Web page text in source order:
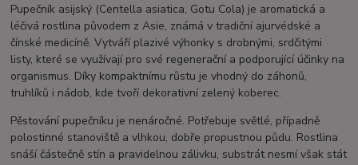
Pupečník asijský (Centella asiatica, Gotu Cola) je aromatická a
léčivá rostlina původem z Asie, známá v tradiční ajurvédské a
čínské medicíně. Vytváří plazivé výhonky s drobnými, srdčitými
listy, které se využívají pro své regenerační a podporující účinky na
organismus. Díky kompaktnímu růstu je vhodný do záhonů,
truhlíků i nádob, kde tvoří dekorativní zelený koberec.
Pěstování pupečníku je nenáročné. Potřebuje světlé, případně
polostinné stanoviště a vlhkou, dobře propustnou půdu. Rostlina
snáší částečně stín a pravidelnou zálivku, substrát nesmí však stát